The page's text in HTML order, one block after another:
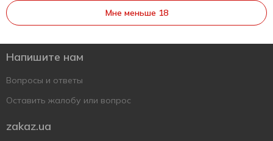
Укр
Напишите нам
Вопросы и ответы
Оставить жалобу или вопрос
zakaz.ua
Мне меньше 18